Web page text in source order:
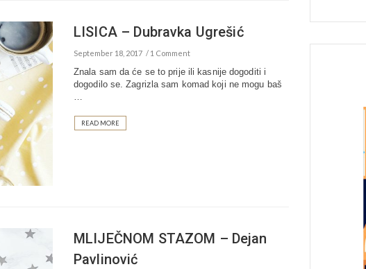
LISICA – Dubravka Ugrešić
September 18, 2017 1 Comment
Znala sam da će se to prije ili kasnije dogoditi i
dogodilo se. Zagrizla sam komad koji ne mogu baš
READ MORE
MLIJEČNOM STAZOM – Dejan
Pavlinović